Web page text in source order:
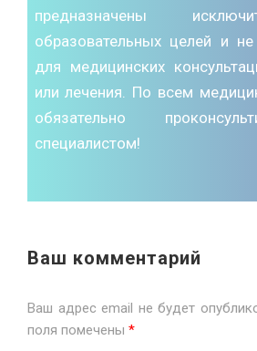
предназначены
образовательных целей и
для медицинских
или лечения. По всем
обязательно
специалистом!
Ваш комментарий
Ваш адрес email не будет
поля помечены *